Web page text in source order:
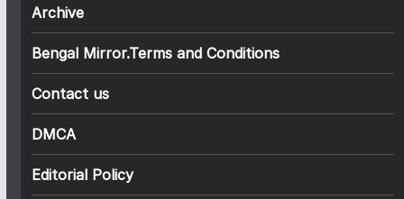
Archive
Bengal Mirror.Terms and Conditions
Contact us
DMCA
Editorial Policy